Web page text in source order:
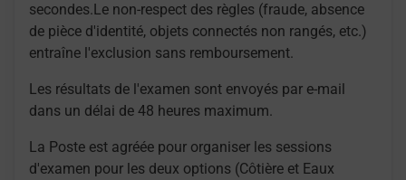
secondes.Le non-respect des règles (fraude, absence
de pièce d'identité, objets connectés non rangés, etc.)
entraîne l'exclusion sans remboursement.
Les résultats de l'examen sont envoyés par e-mail
dans un délai de 48 heures maximum.
La Poste est agréée pour organiser les sessions
d'examen pour les deux options (Côtière et Eaux